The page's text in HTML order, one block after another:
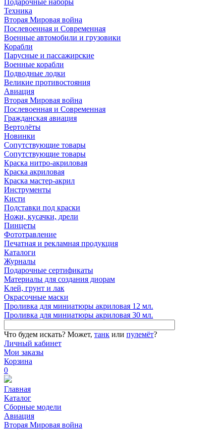
Подарочные наборы
Техника
Вторая Мировая война
Послевоенная и Современная
Военные автомобили и грузовики
Корабли
Парусные и пассажирские
Военные корабли
Подводные лодки
Великие противостояния
Авиация
Вторая Мировая война
Послевоенная и Современная
Гражданская авиация
Вертолёты
Новинки
Сопутствующие товары
Сопутствующие товары
Краска нитро-акриловая
Краска акриловая
Краска мастер-акрил
Инструменты
Кисти
Подставки под краски
Ножи, кусачки, дрели
Пинцеты
Фототравление
Печатная и рекламная продукция
Каталоги
Журналы
Подарочные сертификаты
Материалы для создания диорам
Клей, грунт и лак
Окрасочные маски
Проливка для миниатюры акриловая 12 мл.
Проливка для миниатюры акриловая 30 мл.
Что будем искать? Может, танк или пулемёт?
Личный кабинет
Мои заказы
Корзина
0
Главная
Каталог
Сборные модели
Авиация
Вторая Мировая война